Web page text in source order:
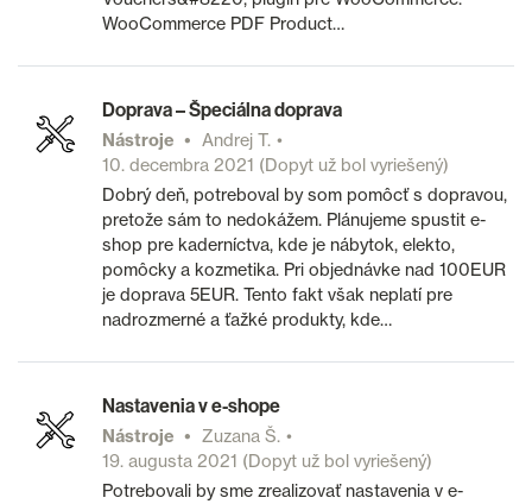
WooCommerce PDF Product…
Doprava – Špeciálna doprava
Nástroje
Andrej T.
10. decembra 2021 (Dopyt už bol vyriešený)
Dobrý deň, potreboval by som pomôcť s dopravou,
pretože sám to nedokážem. Plánujeme spustit e-
shop pre kaderníctva, kde je nábytok, elekto,
pomôcky a kozmetika. Pri objednávke nad 100EUR
je doprava 5EUR. Tento fakt však neplatí pre
nadrozmerné a ťažké produkty, kde…
Nastavenia v e-shope
Nástroje
Zuzana Š.
19. augusta 2021 (Dopyt už bol vyriešený)
Potrebovali by sme zrealizovať nastavenia v e-